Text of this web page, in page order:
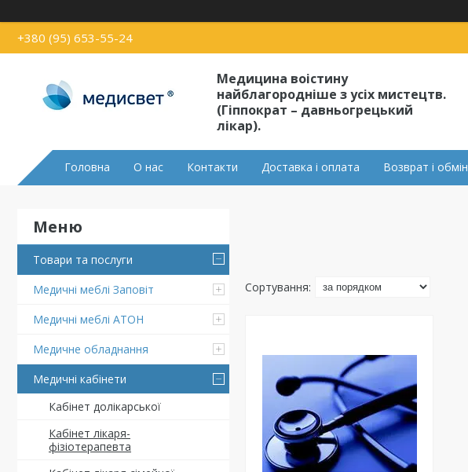
+380 (95) 653-55-24
Медицина воістину
найблагородніше з усіх мистецтв.
(Гіппократ – давньогрецький
лікар).
Головна О нас Контакти Доставка і оплата Возврат і обмін
Товари та послуги
Медичні меблі Заповіт
Медичні меблі АТОН
Медичне обладнання
Медичні кабінети
Кабінет долікарської
Кабінет лікаря-
фізіотерапевта